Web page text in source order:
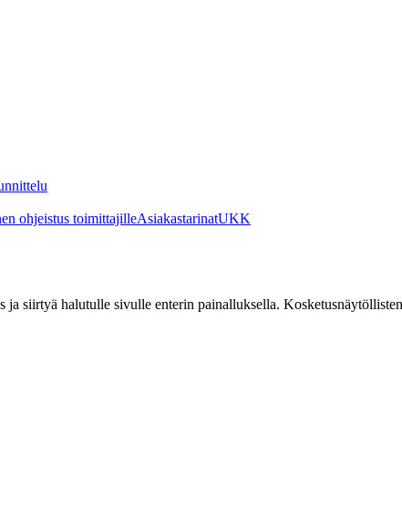
ohjeistus toimittajilleAsiakastarinatUKK
siirtyä halutulle sivulle enterin painalluksella.